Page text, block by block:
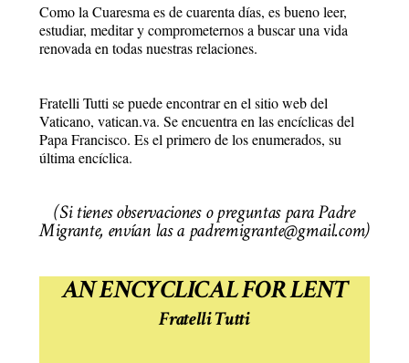
Como la Cuaresma es de cuarenta días, es bueno leer,
estudiar, meditar y comprometernos a buscar una vida
renovada en todas nuestras relaciones.
Fratelli Tutti se puede encontrar en el sitio web del
Vaticano, vatican.va. Se encuentra en las encíclicas del
Papa Francisco. Es el primero de los enumerados, su
última encíclica.
(Si tienes observaciones o preguntas para Padre
Migrante, envían las a padremigrante@gmail.com)
AN ENCYCLICAL FOR LENT
Fratelli Tutti